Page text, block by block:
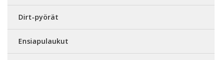
Dirt-pyörät
Ensiapulaukut